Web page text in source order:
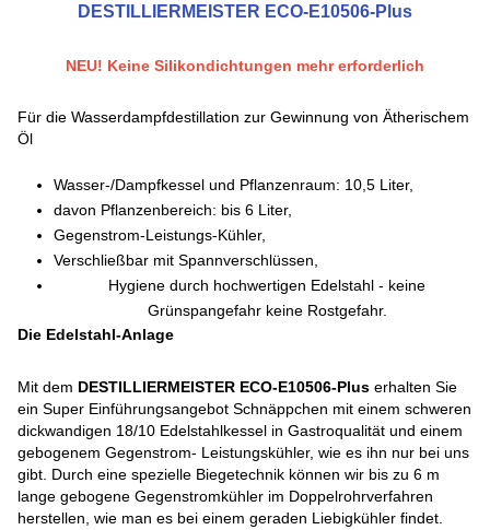
DESTILLIERMEISTER ECO-E10506-Plus
NEU! Keine Silikondichtungen mehr erforderlich
Für die Wasserdampfdestillation zur Gewinnung von Ätherischem
Öl
Wasser-/Dampfkessel und Pflanzenraum: 10,5 Liter,
davon Pflanzenbereich: bis 6 Liter,
Gegenstrom-Leistungs-Kühler,
Verschließbar mit Spannverschlüssen,
Hygiene durch hochwertigen Edelstahl - keine
Grünspangefahr keine Rostgefahr.
Die Edelstahl-Anlage
Mit dem DESTILLIERMEISTER ECO-E10506-Plus erhalten Sie
ein Super Einführungsangebot Schnäppchen mit einem schweren
dickwandigen 18/10 Edelstahlkessel in Gastroqualität und einem
gebogenem Gegenstrom- Leistungskühler, wie es ihn nur bei uns
gibt. Durch eine spezielle Biegetechnik können wir bis zu 6 m
lange gebogene Gegenstromkühler im Doppelrohrverfahren
herstellen, wie man es bei einem geraden Liebigkühler findet.